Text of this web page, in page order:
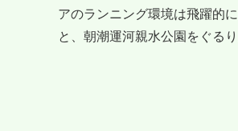
アのランニング環境は飛躍的
と、朝潮運河親水公園をぐる